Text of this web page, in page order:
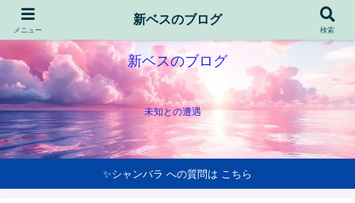
新ベスのブログ
未知との遭遇
✨シャンバラ への質問は こちら
メニュー
新ベスのブログ
検索